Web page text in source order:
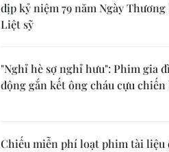
dịp kỷ niệm 79 năm Ngày
Liệt sỹ
"Nghỉ hè sợ nghỉ hưu": Phim gia
động gắn kết ông cháu cựu
Chiếu miễn phí loạt phim tài liệu